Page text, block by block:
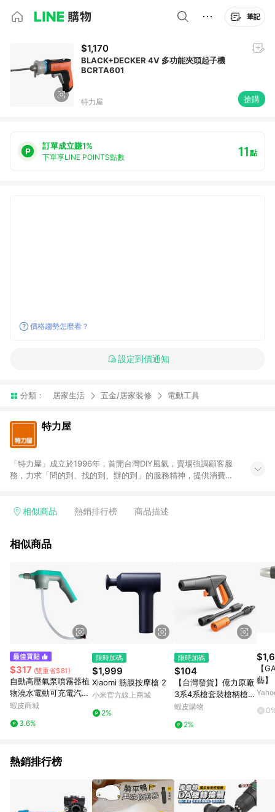
筆記
$1,170
BLACK+DECKER 4V 多功能夾頭起子機
BCRTA601
特力屋 搶購
訂單成立賺1%
下單享LINE POINTS點數 11點
價格趨勢怎麼看？
設定到價通知
分類： 居家生活 五金/居家裝修 電動工具
特力屋
「特力屋」成立於1996年，首開台灣DIY風氣，賣場強調顧客服
務，力求「問的到、找的到、辦的到」的服務精神，提供消費者
客找到居家修繕、佈置或裝潢時所需；另外，在各家分店內規劃
等各方面進行整合，提升服務質感，期望每一位來店顧客，能輕
結帳流程(Easy to buy)、每次到「特力屋」購物都能得到新的啟
發與靈感(Exciting experience)，同時持續提供消費者居家修繕
最佳解決方案，以創造優質居家環境為首要目標，成為消費者打
造幸福家園時的優先選擇。
相似商品 熱銷排行榜 商品描述
相似商品
$317 (雙重省$81)
自動高壓氣泵噴霧器植
物澆水電動可充電汽車
清潔園藝工具灑水器 2
蝦皮商城
3.6%
限時加碼
$1,999
Xiaomi 筋膜按摩槍 2
小米官方線上商城
2%
限時加碼
$104
【台灣發貨】億力原廠
3系4系槍套裝槍柄槍頭
長槍杆短槍頭高壓洗車
蝦皮購物
2%
【
藝】
熱銷排行榜